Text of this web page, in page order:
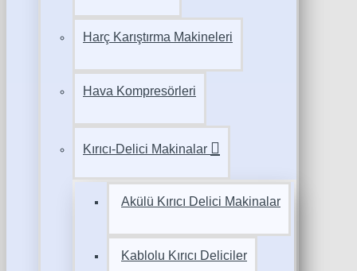
Harç Karıştırma Makineleri
Hava Kompresörleri
Kırıcı-Delici Makinalar
Akülü Kırıcı Delici Makinalar
Kablolu Kırıcı Deliciler